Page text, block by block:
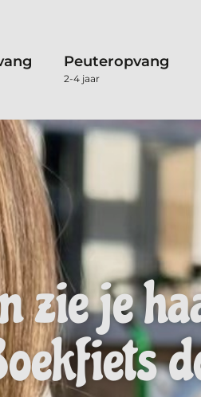
Peuteropvang
2-4 jaar
zie je